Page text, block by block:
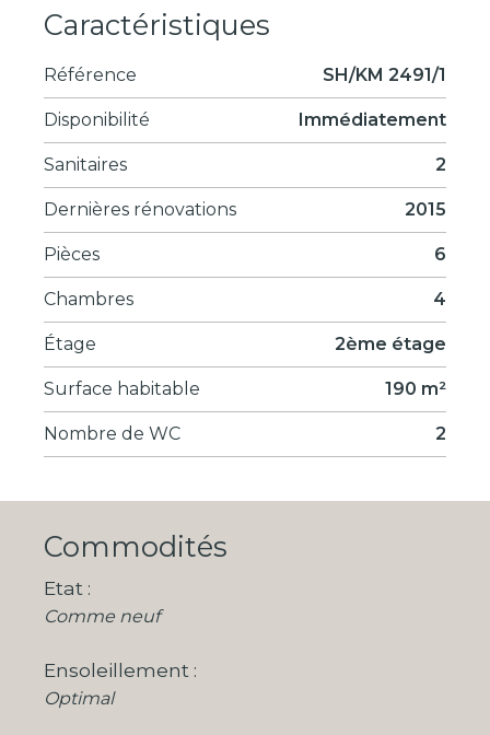
Caractéristiques
Référence SH/KM 2491/1
Disponibilité Immédiatement
Sanitaires 2
Dernières rénovations 2015
Pièces 6
Chambres 4
Étage 2ème étage
Surface habitable 190 m²
Nombre de WC 2
Commodités
Etat
Comme neuf
Ensoleillement
Optimal